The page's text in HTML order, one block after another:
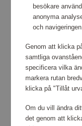
besökare
anonyma
och navigeringen.
Genom att klicka
samtliga
specificera vilka
markera rutan
klicka på "Tillåt
Om du vill ändra
det genom att